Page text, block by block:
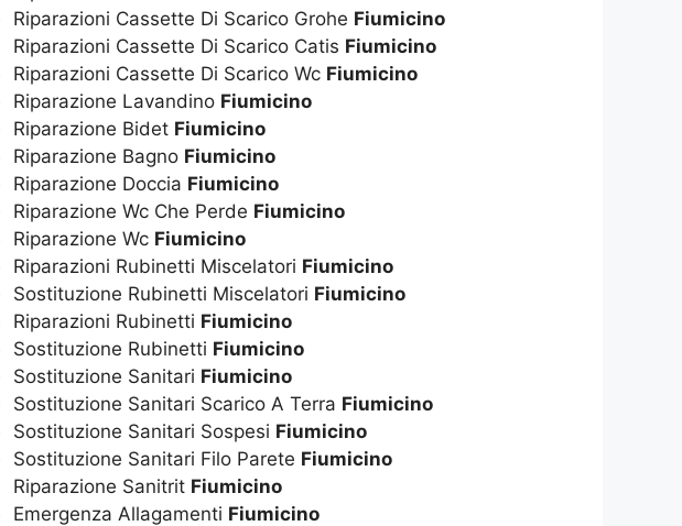
Riparazioni Cassette Di Scarico Grohe Fiumicino
Riparazioni Cassette Di Scarico Catis Fiumicino
Riparazioni Cassette Di Scarico Wc Fiumicino
Riparazione Lavandino Fiumicino
Riparazione Bidet Fiumicino
Riparazione Bagno Fiumicino
Riparazione Doccia Fiumicino
Riparazione Wc Che Perde Fiumicino
Riparazione Wc Fiumicino
Riparazioni Rubinetti Miscelatori Fiumicino
Sostituzione Rubinetti Miscelatori Fiumicino
Riparazioni Rubinetti Fiumicino
Sostituzione Rubinetti Fiumicino
Sostituzione Sanitari Fiumicino
Sostituzione Sanitari Scarico A Terra Fiumicino
Sostituzione Sanitari Sospesi Fiumicino
Sostituzione Sanitari Filo Parete Fiumicino
Riparazione Sanitrit Fiumicino
Emergenza Allagamenti Fiumicino